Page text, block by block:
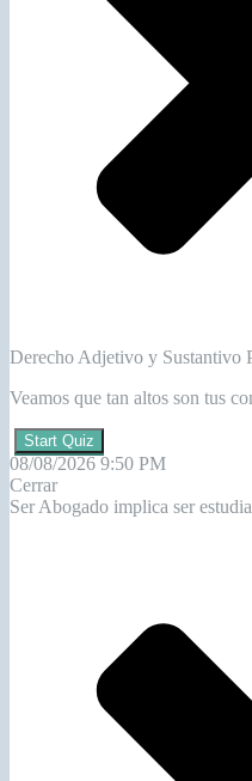
Derecho Adjetivo y Sustantivo
Veamos que tan altos son tus
Start Quiz
08/08/2026 9:50 PM
Cerrar
Ser Abogado implica ser